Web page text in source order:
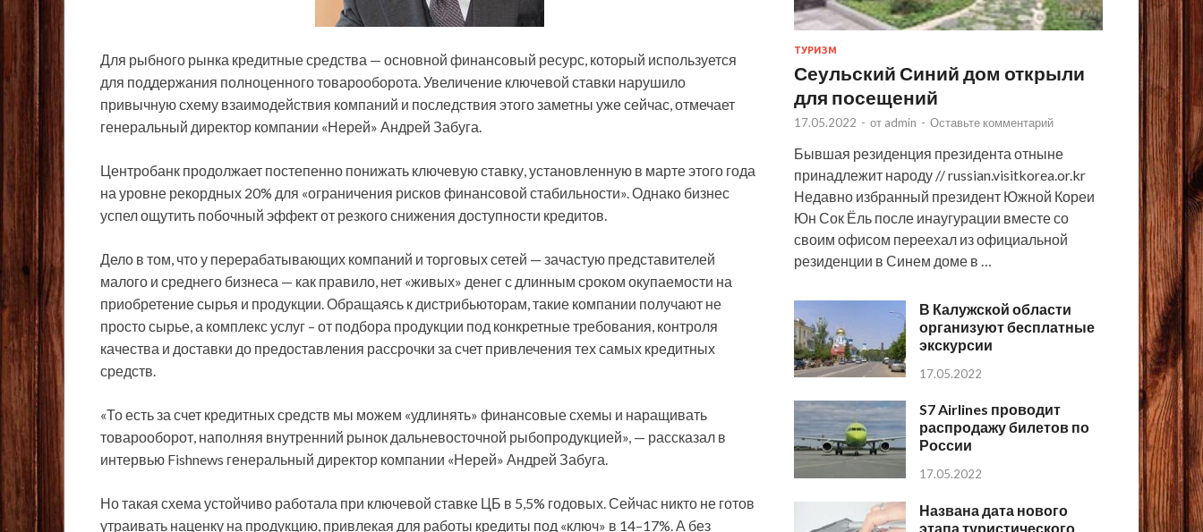
Для рыбного рынка кредитные средства — основной финансовый ресурс, который используется
для поддержания полноценного товарооборота. Увеличение ключевой ставки нарушило
привычную схему взаимодействия компаний и последствия этого заметны уже сейчас, отмечает
генеральный директор компании «Нерей» Андрей Забуга.
Центробанк продолжает постепенно понижать ключевую ставку, установленную в марте этого года
на уровне рекордных 20% для «ограничения рисков финансовой стабильности». Однако бизнес
успел ощутить побочный эффект от резкого снижения доступности кредитов.
Дело в том, что у перерабатывающих компаний и торговых сетей — зачастую представителей
малого и среднего бизнеса — как правило, нет «живых» денег с длинным сроком окупаемости на
приобретение сырья и продукции. Обращаясь к дистрибьюторам, такие компании получают не
просто сырье, а комплекс услуг – от подбора продукции под конкретные требования, контроля
качества и доставки до предоставления рассрочки за счет привлечения тех самых кредитных
средств.
«То есть за счет кредитных средств мы можем «удлинять» финансовые схемы и наращивать
товарооборот, наполняя внутренний рынок дальневосточной рыбопродукцией», — рассказал в
интервью Fishnews генеральный директор компании «Нерей» Андрей Забуга.
Но такая схема устойчиво работала при ключевой ставке ЦБ в 5,5% годовых. Сейчас никто не готов
утраивать наценку на продукцию, привлекая для работы кредиты под «ключ» в 14–17%. А без
ТУРИЗМ
Сеульский Синий дом открыли
для посещений
17.05.2022 - от admin - Оставьте комментарий
Бывшая резиденция президента отныне
принадлежит народу // russian.visitkorea.or.kr
Недавно избранный президент Южной Кореи
Юн Сок Ёль после инаугурации вместе со
своим офисом переехал из официальной
резиденции в Синем доме в …
В Калужской области
организуют бесплатные
экскурсии
17.05.2022
S7 Airlines проводит
распродажу билетов по
России
17.05.2022
Названа дата нового
этапа туристического